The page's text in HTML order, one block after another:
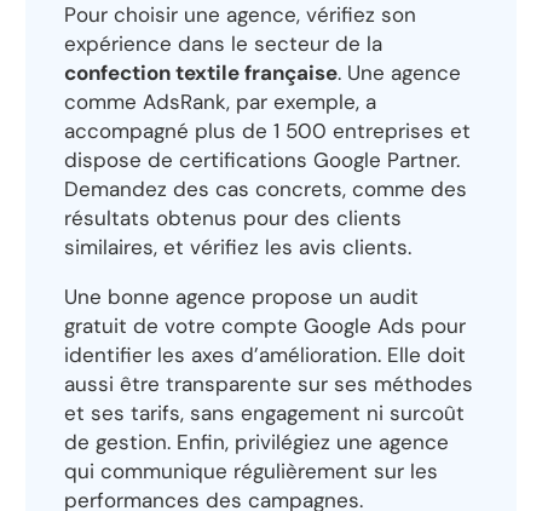
Pour choisir une agence, vérifiez son
expérience dans le secteur de la
confection textile française. Une agence
comme AdsRank, par exemple, a
accompagné plus de 1 500 entreprises et
dispose de certifications Google Partner.
Demandez des cas concrets, comme des
résultats obtenus pour des clients
similaires, et vérifiez les avis clients.
Une bonne agence propose un audit
gratuit de votre compte Google Ads pour
identifier les axes d’amélioration. Elle doit
aussi être transparente sur ses méthodes
et ses tarifs, sans engagement ni surcoût
de gestion. Enfin, privilégiez une agence
qui communique régulièrement sur les
performances des campagnes.